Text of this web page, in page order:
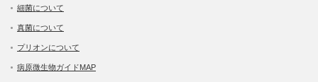
細菌について
真菌について
プリオンについて
病原微生物ガイドMAP